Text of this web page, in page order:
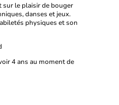
sur le plaisir de bouger
danses et jeux.
physiques et son
4 ans au moment de